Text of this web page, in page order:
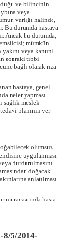
ve bilincinin
veya
varlığı halinde,
Bu durumda hastaya
Ancak bu durumda,
mümkün
yakını veya kanuni
sonraki tıbbi
bağlı olarak rıza
hastaya, genel
neler yapması
sağlık meslek
planının yer
olumsuz
uygulanması
durdurulmasını
doğacak
anlatılması
müracaatında hasta
8/5/2014-